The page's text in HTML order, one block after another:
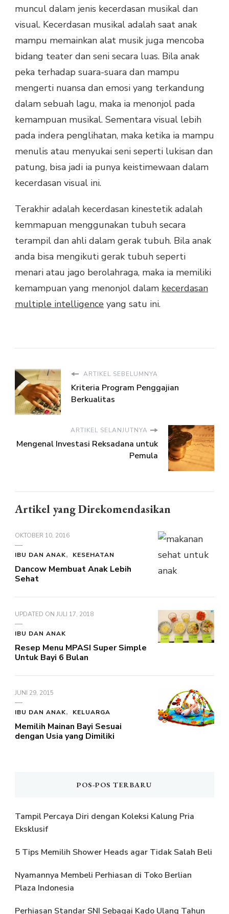
muncul dalam jenis kecerdasan musikal dan
visual. Kecerdasan musikal adalah saat anak
mampu memainkan alat musik juga mencoba
bidang teater dan seni secara luas. Bila anak
peka terhadap suara-suara dan mampu
mengerti nuansa dan emosi yang terkandung
dalam sebuah lagu, maka ia menonjol pada
kemampuan musikal. Sementara visual lebih
pada indera penglihatan, maka ketika ia mampu
menulis atau menyukai seni seperti lukisan dan
patung, bisa jadi ia punya keistimewaan dalam
kecerdasan visual ini.
Terakhir adalah kecerdasan kinestetik adalah
kemmapuan menggunakan tubuh secara
terampil dan ahli dalam gerak tubuh. Bila anak
anda bisa mengikuti gerak tubuh seperti
menari atau jago berolahraga, maka ia memiliki
kemampuan yang menonjol dalam kecerdasan
multiple intelligence yang satu ini.
ARTIKEL SEBELUMNYA
Kriteria Program Penggajian
Berkualitas
ARTIKEL SELANJUTNYA
Mengenal Investasi Reksadana untuk
Pemula
Artikel yang Direkomendasikan
OKTOBER 10, 2016
IBU DAN ANAK KESEHATAN
Dancow Membuat Anak Lebih
Sehat
UPDATED ON JULI 17, 2018
IBU DAN ANAK
Resep Menu MPASI Super Simple
Untuk Bayi 6 Bulan
JUNI 29, 2015
IBU DAN ANAK KELUARGA
Memilih Mainan Bayi Sesuai
dengan Usia yang Dimiliki
POS-POS TERBARU
Tampil Percaya Diri dengan Koleksi Kalung Pria
Eksklusif
5 Tips Memilih Shower Heads agar Tidak Salah Beli
Nyamannya Membeli Perhiasan di Toko Berlian
Plaza Indonesia
Perhiasan Standar SNI Sebagai Kado Ulang Tahun